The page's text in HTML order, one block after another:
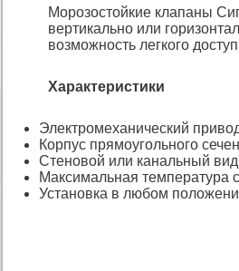
Морозостойкие клапаны
вертикально или
возможность легкого
Характеристики
Электромеханический
Корпус прямоугольного
Стеновой или канальный
Максимальная температура
Установка в любом